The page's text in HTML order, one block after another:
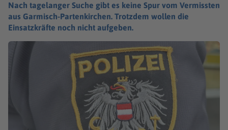
Nach tagelanger Suche gibt es keine Spur vom Vermissten
aus Garmisch-Partenkirchen. Trotzdem wollen die
Einsatzkräfte noch nicht aufgeben.